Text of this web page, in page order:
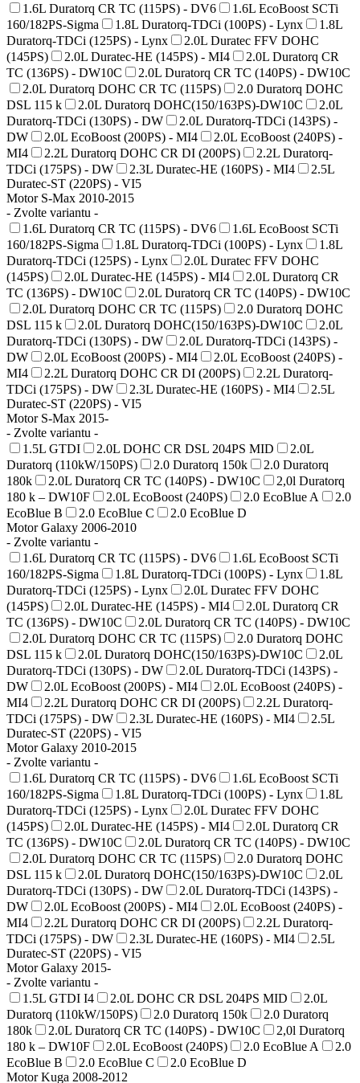
1.6L Duratorq CR TC (115PS) - DV6
1.6L EcoBoost SCTi
160/182PS-Sigma
1.8L Duratorq-TDCi (100PS) - Lynx
1.8L
Duratorq-TDCi (125PS) - Lynx
2.0L Duratec FFV DOHC
(145PS)
2.0L Duratec-HE (145PS) - MI4
2.0L Duratorq CR
TC (136PS) - DW10C
2.0L Duratorq CR TC (140PS) - DW10C
2.0L Duratorq DOHC CR TC (115PS)
2.0 Duratorq DOHC
DSL 115 k
2.0L Duratorq DOHC(150/163PS)-DW10C
2.0L
Duratorq-TDCi (130PS) - DW
2.0L Duratorq-TDCi (143PS) -
DW
2.0L EcoBoost (200PS) - MI4
2.0L EcoBoost (240PS) -
MI4
2.2L Duratorq DOHC CR DI (200PS)
2.2L Duratorq-
TDCi (175PS) - DW
2.3L Duratec-HE (160PS) - MI4
2.5L
Duratec-ST (220PS) - VI5
Motor S-Max 2010-2015
- Zvolte variantu -
1.6L Duratorq CR TC (115PS) - DV6
1.6L EcoBoost SCTi
160/182PS-Sigma
1.8L Duratorq-TDCi (100PS) - Lynx
1.8L
Duratorq-TDCi (125PS) - Lynx
2.0L Duratec FFV DOHC
(145PS)
2.0L Duratec-HE (145PS) - MI4
2.0L Duratorq CR
TC (136PS) - DW10C
2.0L Duratorq CR TC (140PS) - DW10C
2.0L Duratorq DOHC CR TC (115PS)
2.0 Duratorq DOHC
DSL 115 k
2.0L Duratorq DOHC(150/163PS)-DW10C
2.0L
Duratorq-TDCi (130PS) - DW
2.0L Duratorq-TDCi (143PS) -
DW
2.0L EcoBoost (200PS) - MI4
2.0L EcoBoost (240PS) -
MI4
2.2L Duratorq DOHC CR DI (200PS)
2.2L Duratorq-
TDCi (175PS) - DW
2.3L Duratec-HE (160PS) - MI4
2.5L
Duratec-ST (220PS) - VI5
Motor S-Max 2015-
- Zvolte variantu -
1.5L GTDI
2.0L DOHC CR DSL 204PS MID
2.0L
Duratorq (110kW/150PS)
2.0 Duratorq 150k
2.0 Duratorq
180k
2.0L Duratorq CR TC (140PS) - DW10C
2,0l Duratorq
180 k – DW10F
2.0L EcoBoost (240PS) 2.0 EcoBlue A
2.0
EcoBlue B
2.0 EcoBlue C
2.0 EcoBlue D
Motor Galaxy 2006-2010
- Zvolte variantu -
1.6L Duratorq CR TC (115PS) - DV6
1.6L EcoBoost SCTi
160/182PS-Sigma
1.8L Duratorq-TDCi (100PS) - Lynx
1.8L
Duratorq-TDCi (125PS) - Lynx
2.0L Duratec FFV DOHC
(145PS)
2.0L Duratec-HE (145PS) - MI4
2.0L Duratorq CR
TC (136PS) - DW10C
2.0L Duratorq CR TC (140PS) - DW10C
2.0L Duratorq DOHC CR TC (115PS)
2.0 Duratorq DOHC
DSL 115 k
2.0L Duratorq DOHC(150/163PS)-DW10C
2.0L
Duratorq-TDCi (130PS) - DW
2.0L Duratorq-TDCi (143PS) -
DW
2.0L EcoBoost (200PS) - MI4
2.0L EcoBoost (240PS) -
MI4
2.2L Duratorq DOHC CR DI (200PS)
2.2L Duratorq-
TDCi (175PS) - DW
2.3L Duratec-HE (160PS) - MI4
2.5L
Duratec-ST (220PS) - VI5
Motor Galaxy 2010-2015
- Zvolte variantu -
1.6L Duratorq CR TC (115PS) - DV6
1.6L EcoBoost SCTi
160/182PS-Sigma
1.8L Duratorq-TDCi (100PS) - Lynx
1.8L
Duratorq-TDCi (125PS) - Lynx
2.0L Duratec FFV DOHC
(145PS)
2.0L Duratec-HE (145PS) - MI4
2.0L Duratorq CR
TC (136PS) - DW10C
2.0L Duratorq CR TC (140PS) - DW10C
2.0L Duratorq DOHC CR TC (115PS)
2.0 Duratorq DOHC
DSL 115 k
2.0L Duratorq DOHC(150/163PS)-DW10C
2.0L
Duratorq-TDCi (130PS) - DW
2.0L Duratorq-TDCi (143PS) -
DW
2.0L EcoBoost (200PS) - MI4
2.0L EcoBoost (240PS) -
MI4
2.2L Duratorq DOHC CR DI (200PS)
2.2L Duratorq-
TDCi (175PS) - DW
2.3L Duratec-HE (160PS) - MI4
2.5L
Duratec-ST (220PS) - VI5
Motor Galaxy 2015-
- Zvolte variantu -
1.5L GTDI I4
2.0L DOHC CR DSL 204PS MID
2.0L
Duratorq (110kW/150PS)
2.0 Duratorq 150k
2.0 Duratorq
180k
2.0L Duratorq CR TC (140PS) - DW10C
2,0l Duratorq
180 k – DW10F
2.0L EcoBoost (240PS) 2.0 EcoBlue A
2.0
EcoBlue B
2.0 EcoBlue C
2.0 EcoBlue D
Motor Kuga 2008-2012